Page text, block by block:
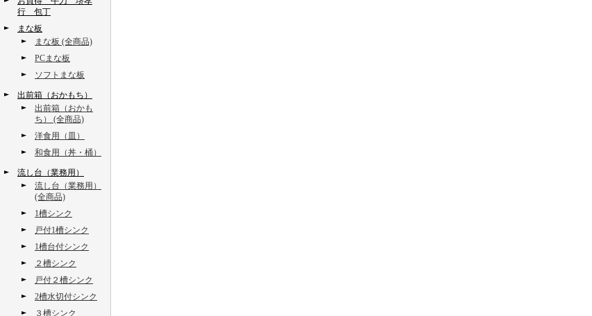
行 包丁
まな板
まな板 (全商品)
PCまな板
ソフトまな板
出前箱（おかもち）
出前箱（おかも
ち） (全商品)
洋食用（皿）
和食用（丼・桶）
流し台（業務用）
流し台（業務用）
(全商品)
1槽シンク
戸付1槽シンク
1槽台付シンク
２槽シンク
戸付２槽シンク
2槽水切付シンク
３槽シンク